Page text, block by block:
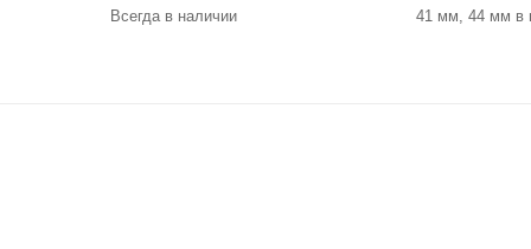
Всегда в наличии 41 мм, 44 мм в